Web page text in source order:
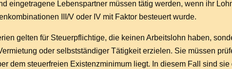
eingetragene Lebenspartner müssen tätig werden, wenn ihr
III/V oder IV mit Faktor besteuert wurde.
gelten für Steuerpflichtige, die keinen Arbeitslohn haben,
oder selbstständiger Tätigkeit erzielen. Sie müssen
dem steuerfreien Existenzminimum liegt. In diesem Fall sind